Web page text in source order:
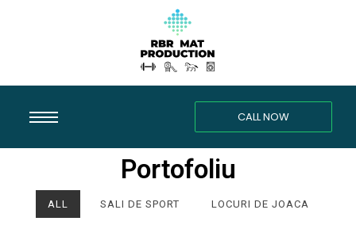
CALL NOW
Portofoliu
ALL SALI DE SPORT LOCURI DE JOACA